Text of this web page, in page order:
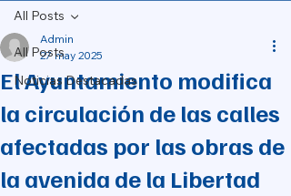
All Posts
Noticias Destacadas
All Posts
El Ayuntamiento modifica
la circulación de las calles
afectadas por las obras de
la avenida de la Libertad
Admin
27 may 2025